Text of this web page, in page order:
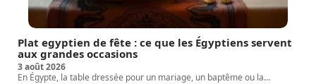
Plat egyptien de fête : ce que les Égyptiens servent
aux grandes occasions
3 août 2026
En Égypte, la table dressée pour un mariage, un baptême ou la…